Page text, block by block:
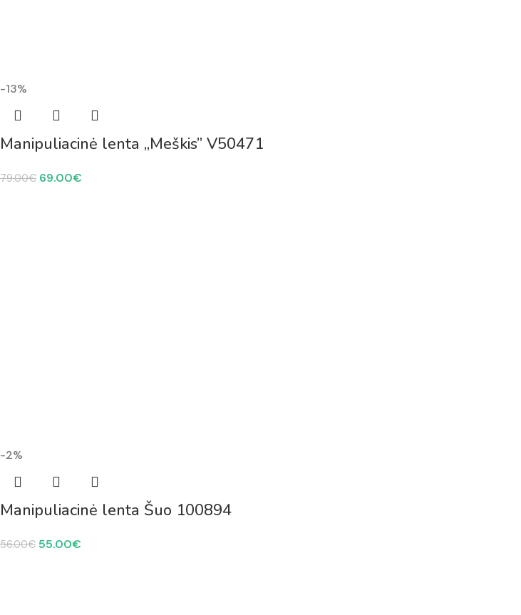
-13%
Manipuliacinė lenta „Meškis” V50471
79.00€ 69.00€
-2%
Manipuliacinė lenta Šuo 100894
56.00€ 55.00€